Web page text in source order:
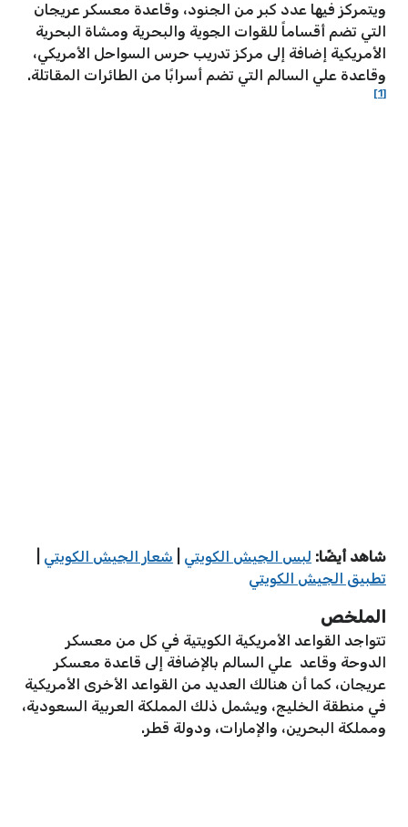
ويتمركز فيها عدد كبر من الجنود، وقاعدة معسكر عريجان
التي تضم أقساماً للقوات الجوية والبحرية ومشاة البحرية
الأمريكية إضافة إلى مركز تدريب حرس السواحل الأمريكي،
وقاعدة علي السالم التي تضم أسرابًا من الطائرات المقاتلة.
[1]
شاهد أيضًا: لبس الجيش الكويتي شعار الجيش الكويتي
تطبيق الجيش الكويتي
الملخص
تتواجد القواعد الأمريكية الكويتية في كل من معسكر
الدوحة وقاعد علي السالم بالإضافة إلى قاعدة معسكر
عريجان، كما أن هنالك العديد من القواعد الأخرى الأمريكية
في منطقة الخليج، ويشمل ذلك المملكة العربية السعودية،
ومملكة البحرين، والإمارات، ودولة قطر.